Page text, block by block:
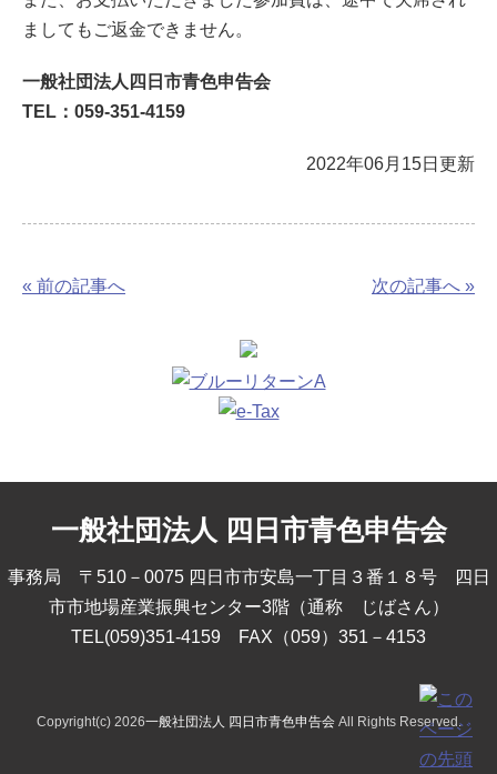
ましてもご返金できません。
一般社団法人四日市青色申告会
TEL：059-351-4159
2022年06月15日更新
« 前の記事へ 次の記事へ »
一般社団法人 四日市青色申告会
事務局 〒510－0075 四日市市安島一丁目３番１８号 四日
市市地場産業振興センター3階（通称 じばさん）
TEL(059)351-4159 FAX（059）351－4153
Copyright(c) 2026一般社団法人 四日市青色申告会All Rights Reserved.